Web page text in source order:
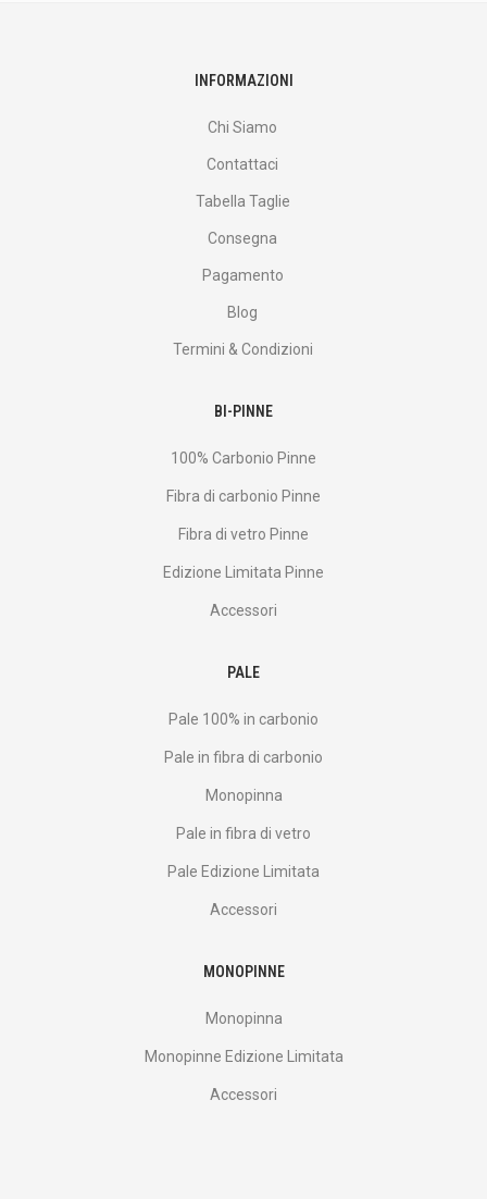
INFORMAZIONI
Chi Siamo
Contattaci
Tabella Taglie
Consegna
Pagamento
Blog
Termini & Condizioni
BI-PINNE
100% Carbonio Pinne
Fibra di carbonio Pinne
Fibra di vetro Pinne
Edizione Limitata Pinne
Accessori
PALE
Pale 100% in carbonio
Pale in fibra di carbonio
Monopinna
Pale in fibra di vetro
Pale Edizione Limitata
Accessori
MONOPINNE
Monopinna
Monopinne Edizione Limitata
Accessori